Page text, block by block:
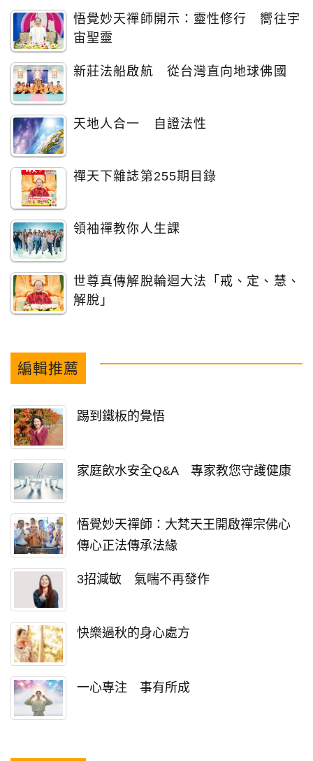
悟覺妙天禪師開示：靈性修行 嚮往宇
宙聖靈
新莊法船啟航 從台灣直向地球佛國
天地人合一 自證法性
禪天下雜誌第255期目錄
領袖禪教你人生課
世尊真傳解脫輪迴大法「戒、定、慧、
解脫」
編輯推薦
踢到鐵板的覺悟
家庭飲水安全Q&A 專家教您守護健康
悟覺妙天禪師：大梵天王開啟禪宗佛心
傳心正法傳承法緣
3招減敏 氣喘不再發作
快樂過秋的身心處方
一心專注 事有所成